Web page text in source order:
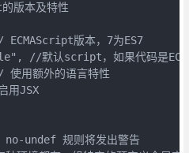
版本及特性
ECMAScript版本，7为ES7
//默认script，如果代码是
用额外的语言特性
用JSX
no-undef 规则将发出警告